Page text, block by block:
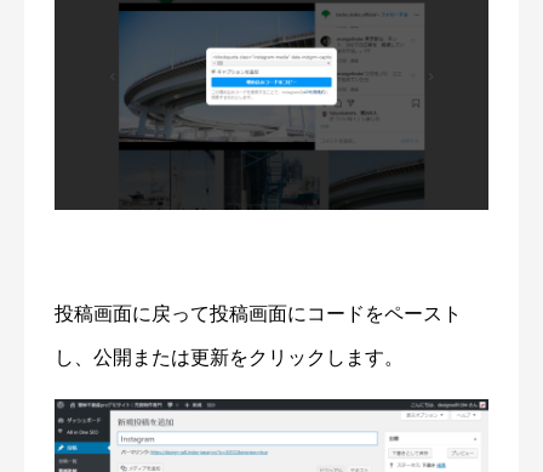
投稿画面に戻って投稿画面にコードをペースト
し、公開または更新をクリックします。